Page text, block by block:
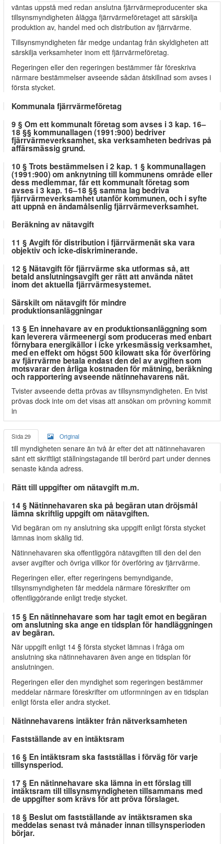
väntas uppstå med redan anslutna fjärrvärmeproducenter ska
tillsynsmyndigheten ålägga fjärrvärmeföretaget att särskilja
produktion av, handel med och distribution av fjärrvärme.
Tillsynsmyndigheten får medge undantag från skyldigheten att
särskilja verksamheter inom ett fjärrvärmeföretag.
Regeringen eller den regeringen bestämmer får föreskriva
närmare bestämmelser avseende sådan åtskillnad som avses i
första stycket.
Kommunala fjärrvärmeföretag
9 § Om ett kommunalt företag som avses i 3 kap. 16–
18 §§ kommunallagen (1991:900) bedriver
fjärrvärmeverksamhet, ska verksamheten bedrivas på
affärsmässig grund.
10 § Trots bestämmelsen i 2 kap. 1 § kommunallagen
(1991:900) om anknytning till kommunens område eller
dess medlemmar, får ett kommunalt företag som
avses i 3 kap. 16–18 §§ samma lag bedriva
fjärrvärmeverksamhet utanför kommunen, och i syfte
att uppnå en ändamålsenlig fjärrvärmeverksamhet.
Beräkning av nätavgift
11 § Avgift för distribution i fjärrvärmenät ska vara
objektiv och icke-diskriminerande.
12 § Nätavgift för fjärrvärme ska utformas så, att
betald anslutningsavgift ger rätt att använda nätet
inom det aktuella fjärrvärmesystemet.
Särskilt om nätavgift för mindre
produktionsanläggningar
13 § En innehavare av en produktionsanläggning som
kan leverera värmeenergi som produceras med enbart
förnybara energikällor i icke yrkesmässig verksamhet,
med en effekt om högst 500 kilowatt ska för överföring
av fjärrvärme betala endast den del av avgiften som
motsvarar den årliga kostnaden för mätning, beräkning
och rapportering avseende nätinnehavarens nät.
Tvister avseende detta prövas av tillsynsmyndigheten. En tvist
prövas dock inte om det visas att ansökan om prövning kommit
in
Sida 29 Original
till myndigheten senare än två år efter det att nätinnehavaren
sänt ett skriftligt ställningstagande till berörd part under dennes
senaste kända adress.
Rätt till uppgifter om nätavgift m.m.
14 § Nätinnehavaren ska på begäran utan dröjsmål
lämna skriftlig uppgift om nätavgiften.
Vid begäran om ny anslutning ska uppgift enligt första stycket
lämnas inom skälig tid.
Nätinnehavaren ska offentliggöra nätavgiften till den del den
avser avgifter och övriga villkor för överföring av fjärrvärme.
Regeringen eller, efter regeringens bemyndigande,
tillsynsmyndigheten får meddela närmare föreskrifter om
offentliggörande enligt tredje stycket.
15 § En nätinnehavare som har tagit emot en begäran
om anslutning ska ange en tidsplan för handläggningen
av begäran.
När uppgift enligt 14 § första stycket lämnas i fråga om
anslutning ska nätinnehavaren även ange en tidsplan för
anslutningen.
Regeringen eller den myndighet som regeringen bestämmer
meddelar närmare föreskrifter om utformningen av en tidsplan
enligt första eller andra stycket.
Nätinnehavarens intäkter från nätverksamheten
Fastställande av en intäktsram
16 § En intäktsram ska fastställas i förväg för varje
tillsynsperiod.
17 § En nätinnehavare ska lämna in ett förslag till
intäktsram till tillsynsmyndigheten tillsammans med
de uppgifter som krävs för att pröva förslaget.
18 § Beslut om fastställande av intäktsramen ska
meddelas senast två månader innan tillsynsperioden
börjar.